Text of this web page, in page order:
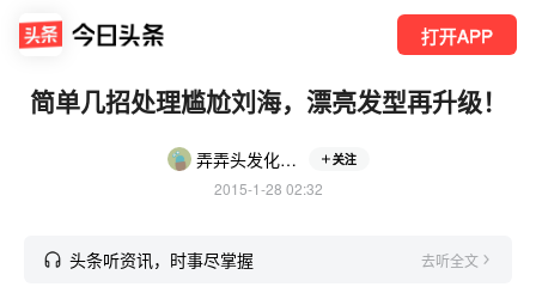
打开APP
简单几招处理尴尬刘海，漂亮发型再升级！
弄弄头发化化妆 关注
2015-1-28 02:32
头条听资讯，时事尽掌握 去听全文